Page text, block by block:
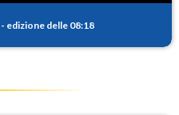
- edizione delle 08:18